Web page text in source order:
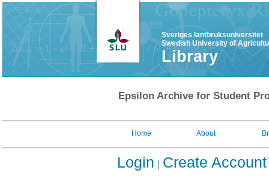
Sveriges lantbruksuniversitet
Swedish University of
Library
Epsilon Archive for Student
Home About
Login Create Account